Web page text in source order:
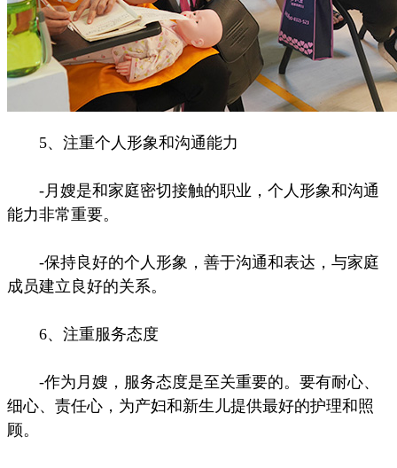
5、注重个人形象和沟通能力
-月嫂是和家庭密切接触的职业，个人形象和沟通
能力非常重要。
-保持良好的个人形象，善于沟通和表达，与家庭
成员建立良好的关系。
6、注重服务态度
-作为月嫂，服务态度是至关重要的。要有耐心、
细心、责任心，为产妇和新生儿提供最好的护理和照
顾。